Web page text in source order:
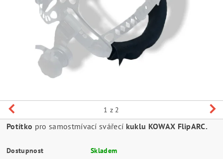
1 z 2
Potítko pro samostmívací svářecí kuklu KOWAX FlipARC.
Dostupnost Skladem